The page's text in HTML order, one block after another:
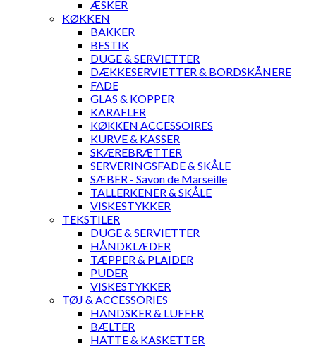
ÆSKER
KØKKEN
BAKKER
BESTIK
DUGE & SERVIETTER
DÆKKESERVIETTER & BORDSKÅNERE
FADE
GLAS & KOPPER
KARAFLER
KØKKEN ACCESSOIRES
KURVE & KASSER
SKÆREBRÆTTER
SERVERINGSFADE & SKÅLE
SÆBER - Savon de Marseille
TALLERKENER & SKÅLE
VISKESTYKKER
TEKSTILER
DUGE & SERVIETTER
HÅNDKLÆDER
TÆPPER & PLAIDER
PUDER
VISKESTYKKER
TØJ & ACCESSORIES
HANDSKER & LUFFER
BÆLTER
HATTE & KASKETTER